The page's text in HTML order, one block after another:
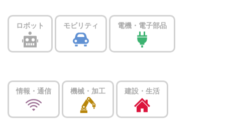
ロボット モビリティ 電機・電子部品
情報・通信 機械・加工 建設・生活